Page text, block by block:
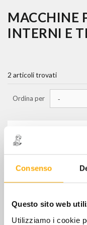
Consenso
Questo sito web
Utilizziamo i cookie
ATTREZZATURE
idropulitrici
macchine per
nebulizzatori e
altre attrezzature per
MACCHINE
INTERNI E
2 articoli trovati
Ordina per
SKIN
€9,00
€